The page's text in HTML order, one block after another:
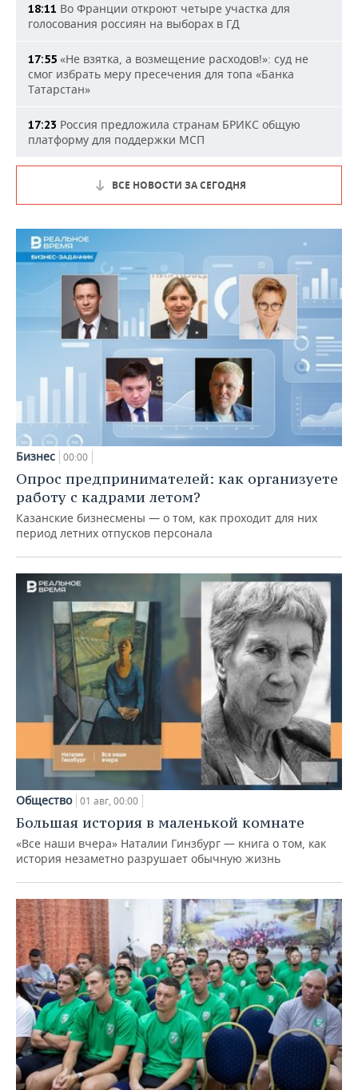
18:11 Во Франции откроют четыре участка для
голосования россиян на выборах в ГД
17:55 «Не взятка, а возмещение расходов!»: суд не
смог избрать меру пресечения для топа «Банка
Татарстан»
17:23 Россия предложила странам БРИКС общую
платформу для поддержки МСП
ВСЕ НОВОСТИ ЗА СЕГОДНЯ
Бизнес 00:00
Опрос предпринимателей: как организуете
работу с кадрами летом?
Казанские бизнесмены — о том, как проходит для них
период летних отпусков персонала
Общество 01 авг, 00:00
Большая история в маленькой комнате
«Все наши вчера» Наталии Гинзбург — книга о том, как
история незаметно разрушает обычную жизнь